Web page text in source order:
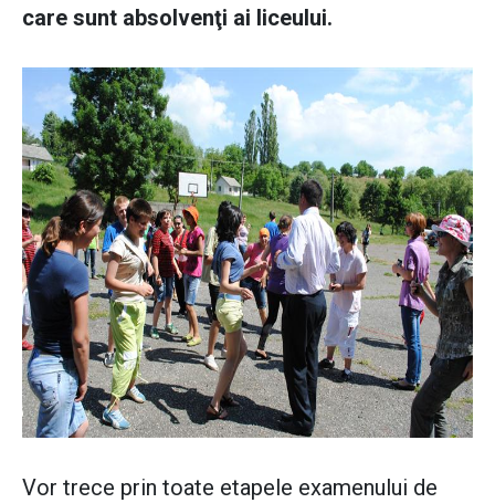
care sunt absolvenţi ai liceului.
Vor trece prin toate etapele examenului de